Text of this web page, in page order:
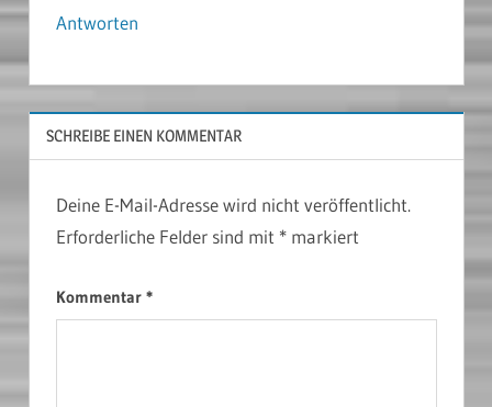
Antworten
SCHREIBE EINEN KOMMENTAR
Deine E-Mail-Adresse wird nicht veröffentlicht.
Erforderliche Felder sind mit *markiert
Kommentar *